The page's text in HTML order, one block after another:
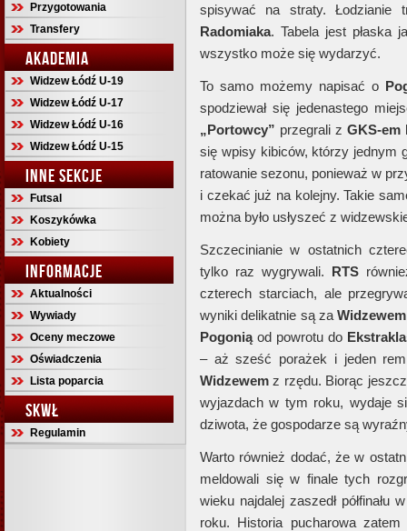
Przygotowania
Transfery
AKADEMIA
Widzew Łódź U-19
Widzew Łódź U-17
Widzew Łódź U-16
Widzew Łódź U-15
INNE SEKCJE
Futsal
Koszykówka
Kobiety
INFORMACJE
Aktualności
Wywiady
Oceny meczowe
Oświadczenia
Lista poparcia
SKWŁ
Regulamin
spisywać na straty. Łodzianie
Radomiaka. Tabela jest płaska
wszystko może się wydarzyć.
To samo możemy napisać o
spodziewał się jedenastego
„Portowcy” przegrali z GKS-em
się wpisy kibiców, którzy jednym
ratowanie sezonu, ponieważ w
i czekać już na kolejny. Takie
można było usłyszeć z
Szczecinianie w ostatnich
tylko raz wygrywali. RTS
czterech starciach, ale
wyniki delikatnie są zaWidzewem
Pogoniąod powrotu do
– aż sześć porażek i jeden
Widzewem z rzędu. Biorąc
wyjazdach w tym roku, wydaje
dziwota, że gospodarze są
Warto również dodać, że w
meldowali się w finale tych
wieku najdalej zaszedł półfinału
roku. Historia pucharowa